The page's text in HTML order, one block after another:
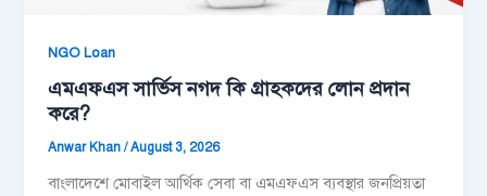
NGO Loan
এমএফএস সার্ভিস নগদ কি গ্রাহকদের লোন প্রদান
করে?
Anwar Khan/August 3, 2026
বাংলাদেশে মোবাইল আর্থিক সেবা বা এমএফএস ব্যবস্থার জনপ্রিয়তা